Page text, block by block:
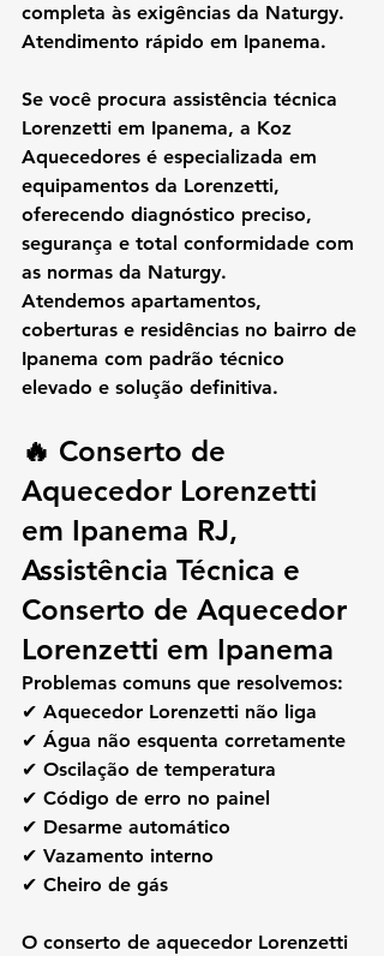
completa às exigências da Naturgy.
Atendimento rápido em Ipanema.
Se você procura assistência técnica
Lorenzetti em Ipanema, a Koz
Aquecedores é especializada em
equipamentos da Lorenzetti,
oferecendo diagnóstico preciso,
segurança e total conformidade com
as normas da Naturgy.
Atendemos apartamentos,
coberturas e residências no bairro de
Ipanema com padrão técnico
elevado e solução definitiva.
🔥 Conserto de
Aquecedor Lorenzetti
em Ipanema RJ,
Assistência Técnica e
Conserto de Aquecedor
Lorenzetti em Ipanema
Problemas comuns que resolvemos:
✔ Aquecedor Lorenzetti não liga
✔ Água não esquenta corretamente
✔ Oscilação de temperatura
✔ Código de erro no painel
✔ Desarme automático
✔ Vazamento interno
✔ Cheiro de gás
O conserto de aquecedor Lorenzetti